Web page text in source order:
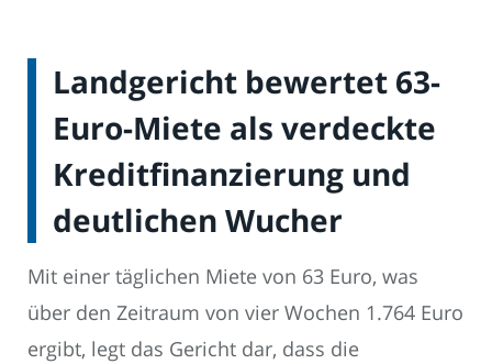
Landgericht bewertet 63-
Euro-Miete als verdeckte
Kreditfinanzierung und
deutlichen Wucher
Mit einer täglichen Miete von 63 Euro, was
über den Zeitraum von vier Wochen 1.764 Euro
ergibt, legt das Gericht dar, dass die